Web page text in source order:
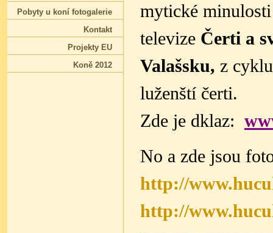
mytické
televize Čerti a
Valašsku, z
luženští čerti.
Zde je dklaz:
No a zde jsou
http://
http://
Pobyty u koní fotogalerie
Kontakt
Projekty EU
Koně 2012